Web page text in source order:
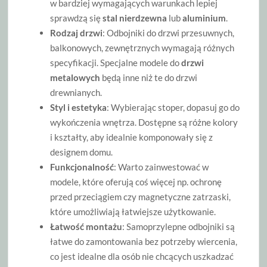
w bardziej wymagających warunkach lepiej
sprawdzą sięstal nierdzewna lubaluminium.
Rodzaj drzwi: Odbojniki do drzwi przesuwnych,
balkonowych, zewnętrznych wymagają różnych
specyfikacji. Specjalne modele dodrzwi
metalowych będą inne niż te do drzwi
drewnianych.
Styl i estetyka: Wybierając stoper, dopasuj go do
wykończenia wnętrza. Dostępne są różne kolory
i kształty, aby idealnie komponowały się z
designem domu.
Funkcjonalność: Warto zainwestować w
modele, które oferują coś więcej np. ochronę
przed przeciągiem czy magnetyczne zatrzaski,
które umożliwiają łatwiejsze użytkowanie.
Łatwość montażu: Samoprzylepne odbojniki są
łatwe do zamontowania bez potrzeby wiercenia,
co jest idealne dla osób nie chcących uszkadzać